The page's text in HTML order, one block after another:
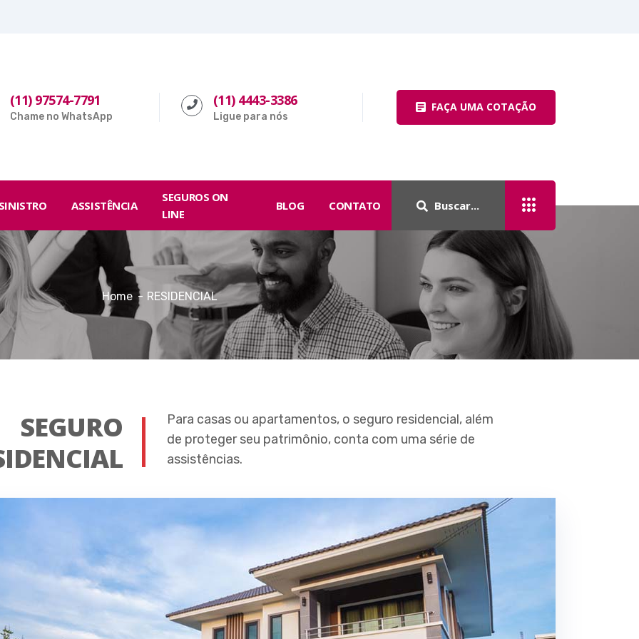
(11) 97574-7791
Chame no WhatsApp
(11) 4443-3386
Ligue para nós
FAÇA UMA COTAÇÃO
ASSISTÊNCIA
SEGUROS ON
LINE
BLOG CONTATO
Home RESIDENCIAL
SEGURO
Para casas ou apartamentos, o seguro residencial, além
de proteger seu patrimônio, conta com uma série de
assistências.